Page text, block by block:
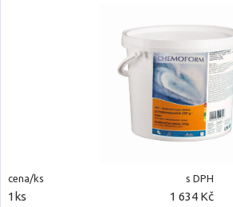
cena/ks s DPH
1ks 1 634 Kč